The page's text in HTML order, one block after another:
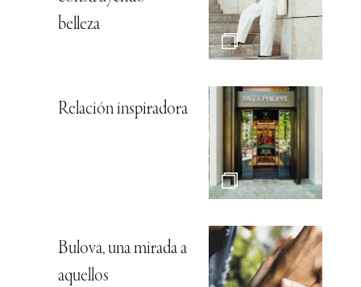
belleza
Relación inspiradora
Bulova, una mirada a
aquellos